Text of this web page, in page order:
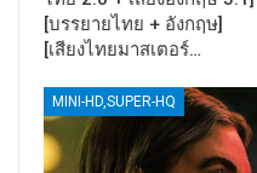
[บรรยายไทย + อังกฤษ]
[เสียงไทยมาสเตอร์…
MINI-HD,SUPER-HQ